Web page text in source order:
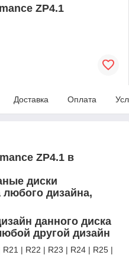
ZP4.1
Доставка Оплата
ZP4.1 в
диски
любого дизайна,
данного диска
другой дизайн
| R22 | R23 | R24 | R25 |